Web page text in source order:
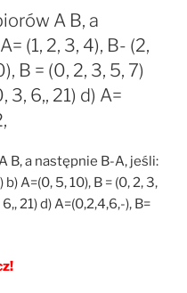
A B, a
(1, 2, 3, 4), B- (2,
B = (0, 2, 3, 5, 7)
3, 6,, 21) d) A=
B, a następnie B-A, jeśli:
b) A=(0, 5, 10), B = (0, 2, 3,
21) d) A=(0,2,4,6,-), B=